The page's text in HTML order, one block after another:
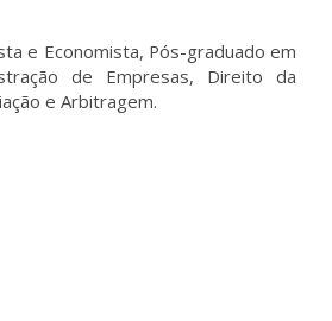
e Economista, Pós-graduado em
de Empresas, Direito da
e Arbitragem.